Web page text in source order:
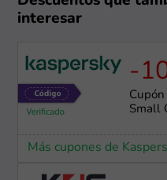
interesar
-
Small
Más cupones de